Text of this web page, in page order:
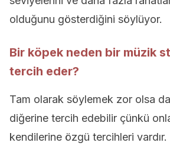
olduğunu gösterdiğini söylüyor.
Bir köpek neden bir müzik
tercih eder?
Tam olarak söylemek zor olsa
diğerine tercih edebilir çünkü
kendilerine özgü tercihleri vardır.